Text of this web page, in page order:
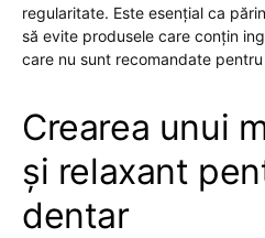
regularitate. Este esențial ca
să evite produsele care conțin
care nu sunt recomandate
Crearea unui
și relaxant
dentar